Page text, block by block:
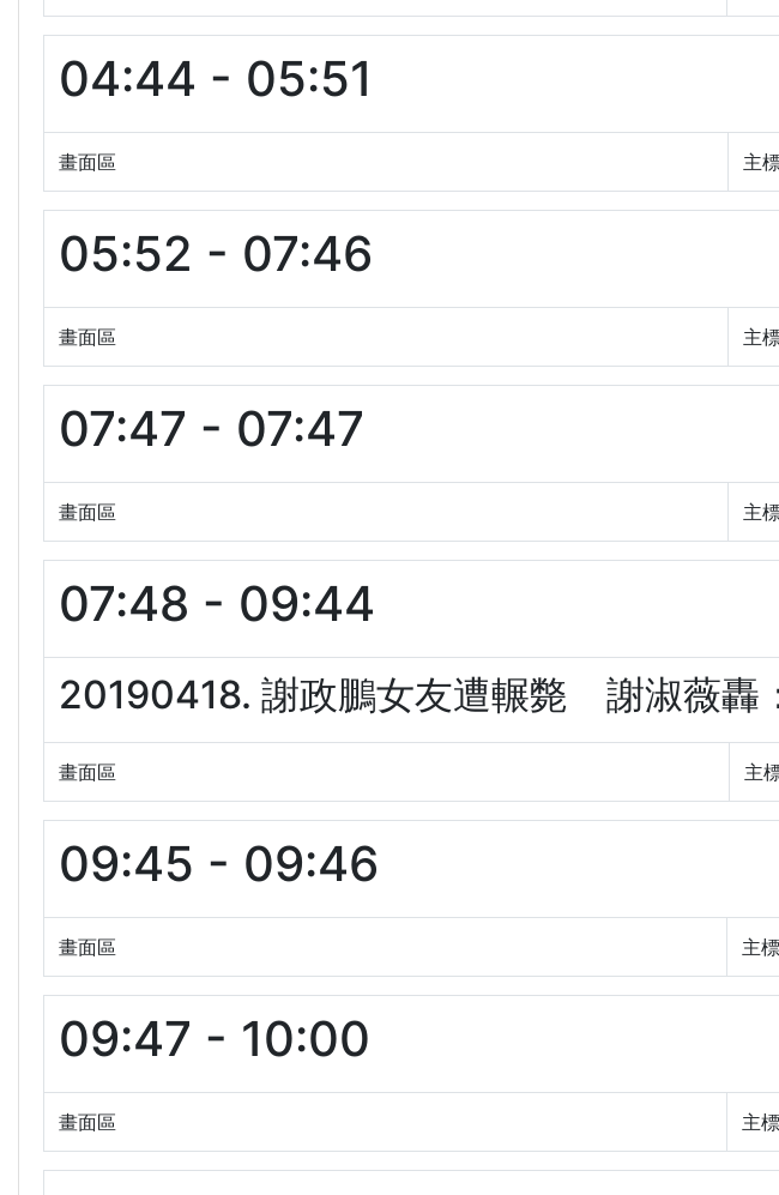
04:44 - 05:51
畫面區 主
05:52 - 07:46
畫面區 主
07:47 - 07:47
畫面區 主
07:48 - 09:44
20190418. 謝政鵬女友遭輾斃 謝淑薇
畫面區 主
09:45 - 09:46
畫面區 主
09:47 - 10:00
畫面區 主